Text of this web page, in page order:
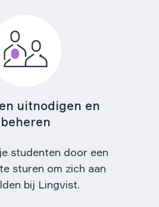
uitnodigen en
beheren
studenten door een
sturen om zich aan
bij Lingvist.